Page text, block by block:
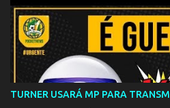
TURNER USARÁ MP PARA